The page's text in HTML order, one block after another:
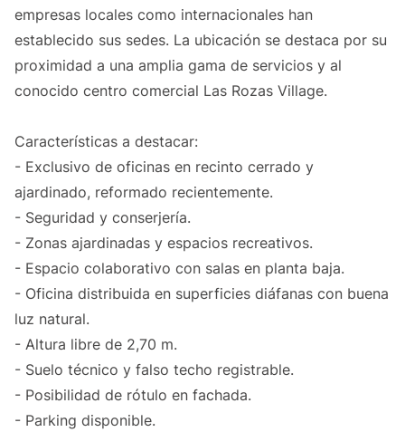
empresas locales como internacionales han
establecido sus sedes. La ubicación se destaca por su
proximidad a una amplia gama de servicios y al
conocido centro comercial Las Rozas Village.
Características a destacar:
- Exclusivo de oficinas en recinto cerrado y
ajardinado, reformado recientemente.
- Seguridad y conserjería.
- Zonas ajardinadas y espacios recreativos.
- Espacio colaborativo con salas en planta baja.
- Oficina distribuida en superficies diáfanas con buena
luz natural.
- Altura libre de 2,70 m.
- Suelo técnico y falso techo registrable.
- Posibilidad de rótulo en fachada.
- Parking disponible.